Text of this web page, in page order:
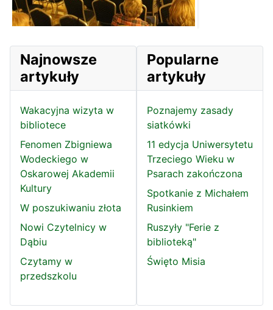
Najnowsze
artykuły
Wakacyjna wizyta w
bibliotece
Fenomen Zbigniewa
Wodeckiego w
Oskarowej Akademii
Kultury
W poszukiwaniu złota
Nowi Czytelnicy w
Dąbiu
Czytamy w
przedszkolu
Popularne
artykuły
Poznajemy zasady
siatkówki
11 edycja Uniwersytetu
Trzeciego Wieku w
Psarach zakończona
Spotkanie z Michałem
Rusinkiem
Ruszyły "Ferie z
biblioteką"
Święto Misia